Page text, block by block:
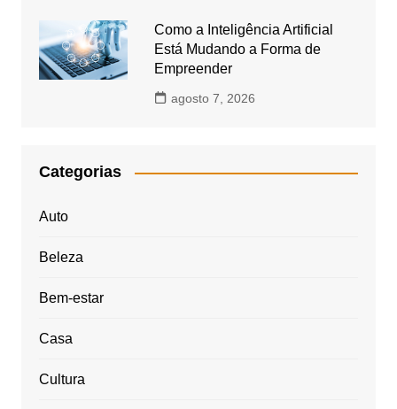
Como a Inteligência Artificial
Está Mudando a Forma de
Empreender
agosto 7, 2026
Categorias
Auto
Beleza
Bem-estar
Casa
Cultura